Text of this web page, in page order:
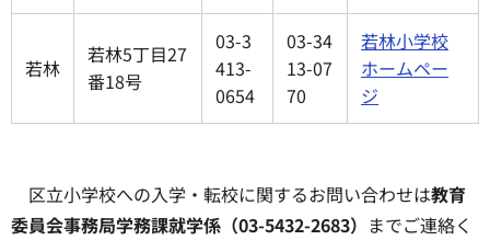
若林
若林5丁目27
番18号
03-3
413-
0654
03-34
13-07
70
若林小学校
ホームペー
ジ
区立小学校への入学・転校に関するお問い合わせは教育
委員会事務局学務課就学係（03-5432-2683） までご連絡く